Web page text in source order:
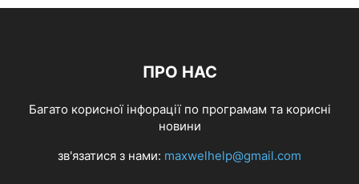
ПРО НАС
Багато корисної інфорації по програмам та корисні
новини
зв'язатися з нами: maxwelhelp@gmail.com